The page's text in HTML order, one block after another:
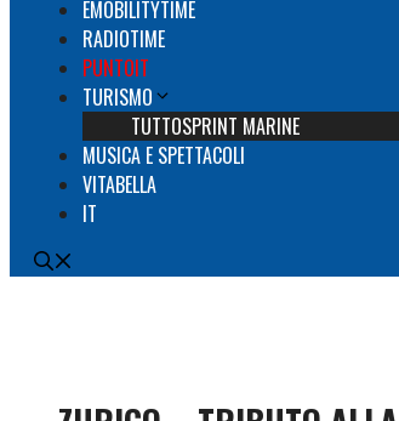
EMOBILITYTIME
RADIOTIME
PUNTOIT
TURISMO
TUTTOSPRINT MARINE
MUSICA E SPETTACOLI
VITABELLA
IT